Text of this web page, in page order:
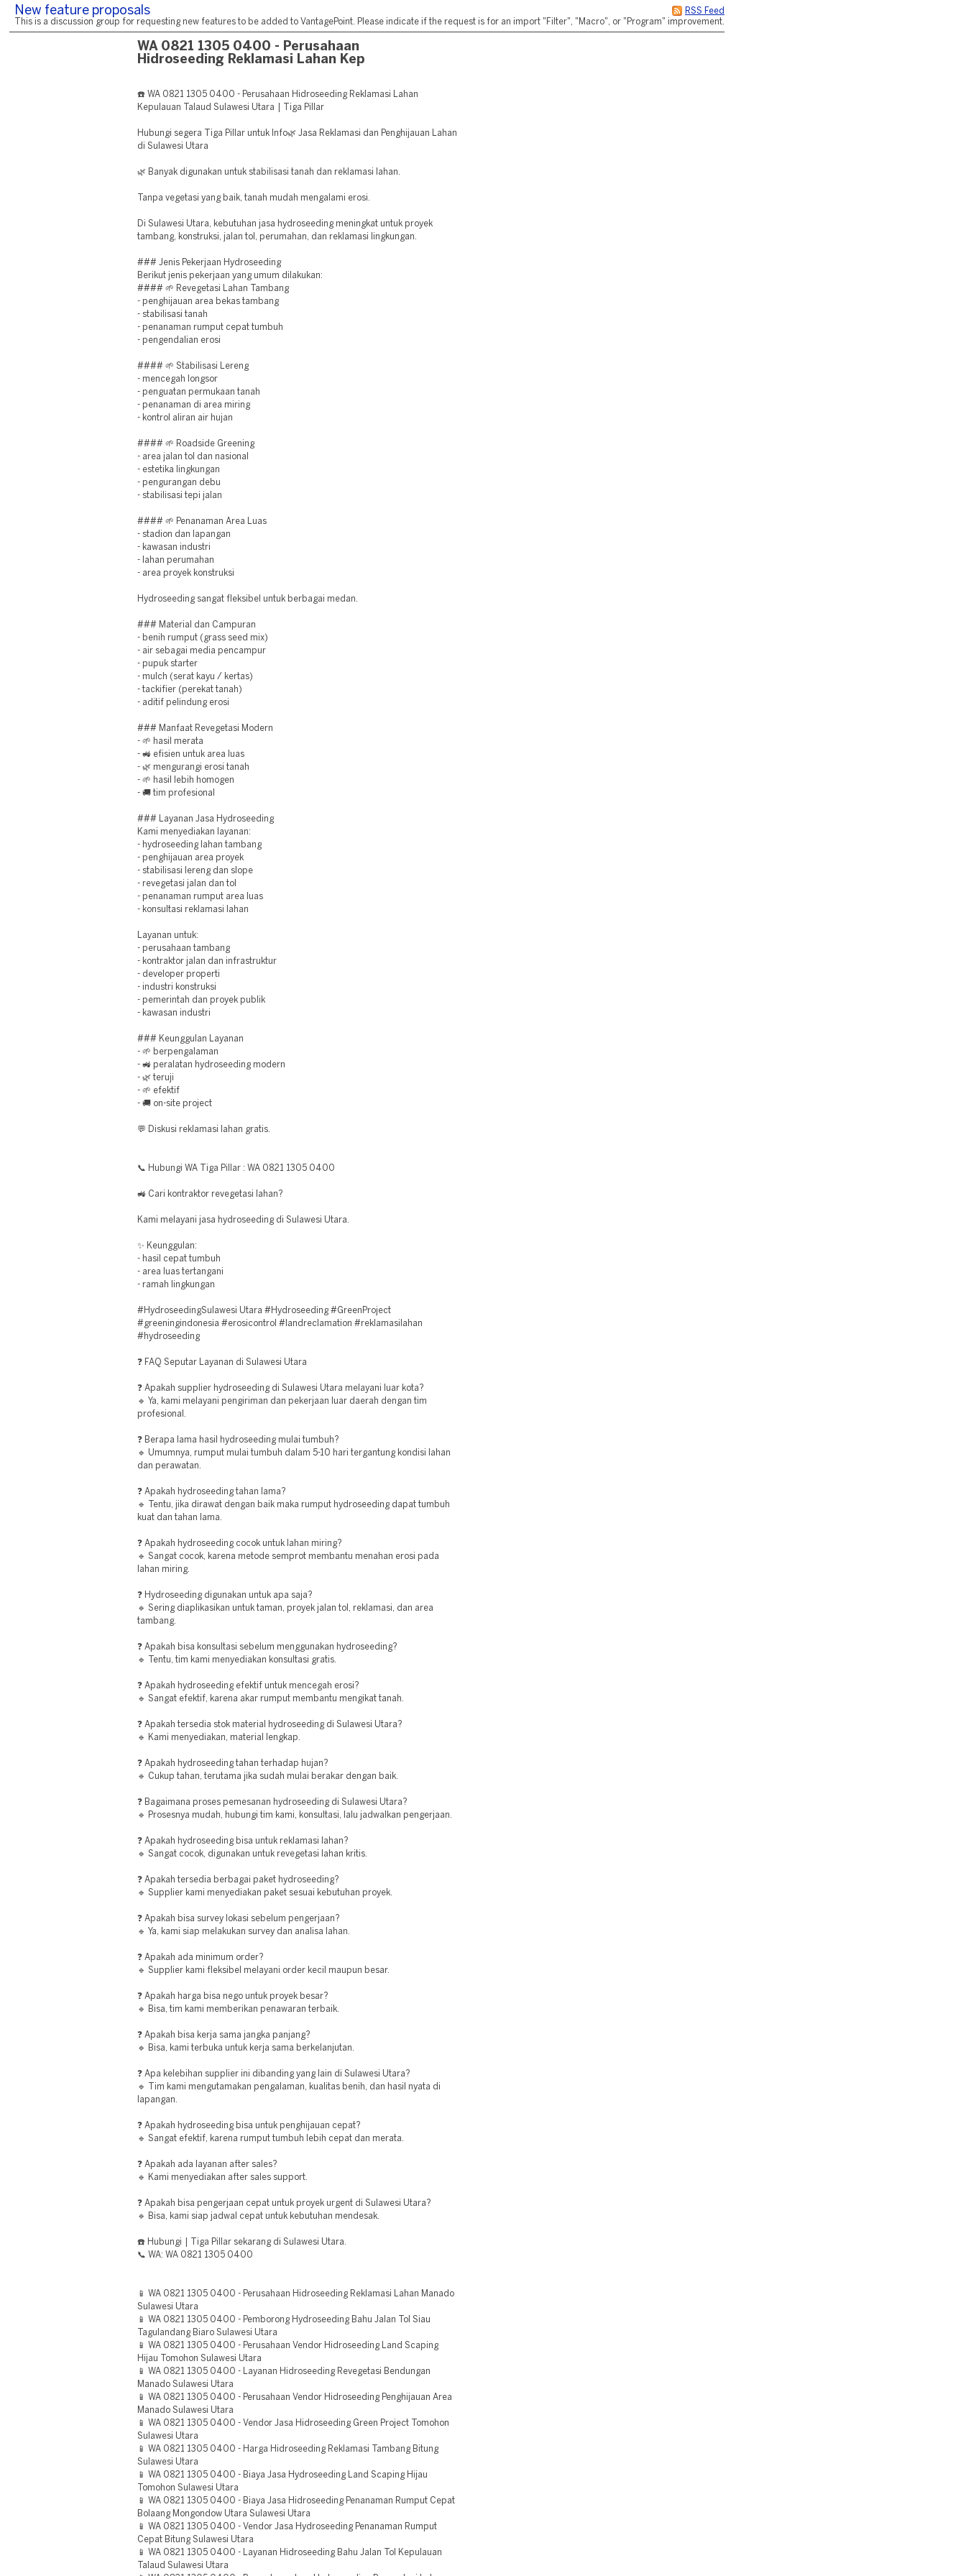
RSS Feed
New feature proposals
This is a discussion group for requesting new features to be added to VantagePoint. Please indicate if the request is for an import "Filter", "Macro", or "Program" improvement.
WA 0821 1305 0400 - Perusahaan
Hidroseeding Reklamasi Lahan Kep
☎️ WA 0821 1305 0400 - Perusahaan Hidroseeding Reklamasi Lahan
Kepulauan Talaud Sulawesi Utara | Tiga Pillar
Hubungi segera Tiga Pillar untuk Info🌿 Jasa Reklamasi dan Penghijauan Lahan
di Sulawesi Utara
🌿 Banyak digunakan untuk stabilisasi tanah dan reklamasi lahan.
Tanpa vegetasi yang baik, tanah mudah mengalami erosi.
Di Sulawesi Utara, kebutuhan jasa hydroseeding meningkat untuk proyek
tambang, konstruksi, jalan tol, perumahan, dan reklamasi lingkungan.
### Jenis Pekerjaan Hydroseeding
Berikut jenis pekerjaan yang umum dilakukan:
#### 🌱 Revegetasi Lahan Tambang
- penghijauan area bekas tambang
- stabilisasi tanah
- penanaman rumput cepat tumbuh
- pengendalian erosi
#### 🌱 Stabilisasi Lereng
- mencegah longsor
- penguatan permukaan tanah
- penanaman di area miring
- kontrol aliran air hujan
#### 🌱 Roadside Greening
- area jalan tol dan nasional
- estetika lingkungan
- pengurangan debu
- stabilisasi tepi jalan
#### 🌱 Penanaman Area Luas
- stadion dan lapangan
- kawasan industri
- lahan perumahan
- area proyek konstruksi
Hydroseeding sangat fleksibel untuk berbagai medan.
### Material dan Campuran
- benih rumput (grass seed mix)
- air sebagai media pencampur
- pupuk starter
- mulch (serat kayu / kertas)
- tackifier (perekat tanah)
- aditif pelindung erosi
### Manfaat Revegetasi Modern
- 🌱 hasil merata
- 🚜 efisien untuk area luas
- 🌿 mengurangi erosi tanah
- 🌱 hasil lebih homogen
- 🚚 tim profesional
### Layanan Jasa Hydroseeding
Kami menyediakan layanan:
- hydroseeding lahan tambang
- penghijauan area proyek
- stabilisasi lereng dan slope
- revegetasi jalan dan tol
- penanaman rumput area luas
- konsultasi reklamasi lahan
Layanan untuk:
- perusahaan tambang
- kontraktor jalan dan infrastruktur
- developer properti
- industri konstruksi
- pemerintah dan proyek publik
- kawasan industri
### Keunggulan Layanan
- 🌱 berpengalaman
- 🚜 peralatan hydroseeding modern
- 🌿 teruji
- 🌱 efektif
- 🚚 on-site project
💬 Diskusi reklamasi lahan gratis.
📞 Hubungi WA Tiga Pillar : WA 0821 1305 0400
🚜 Cari kontraktor revegetasi lahan?
Kami melayani jasa hydroseeding di Sulawesi Utara.
✨ Keunggulan:
- hasil cepat tumbuh
- area luas tertangani
- ramah lingkungan
#HydroseedingSulawesi Utara #Hydroseeding #GreenProject
#greeningindonesia #erosicontrol #landreclamation #reklamasilahan
#hydroseeding
❓ FAQ Seputar Layanan di Sulawesi Utara
❓ Apakah supplier hydroseeding di Sulawesi Utara melayani luar kota?
🔹 Ya, kami melayani pengiriman dan pekerjaan luar daerah dengan tim
profesional.
❓ Berapa lama hasil hydroseeding mulai tumbuh?
🔹 Umumnya, rumput mulai tumbuh dalam 5-10 hari tergantung kondisi lahan
dan perawatan.
❓ Apakah hydroseeding tahan lama?
🔹 Tentu, jika dirawat dengan baik maka rumput hydroseeding dapat tumbuh
kuat dan tahan lama.
❓ Apakah hydroseeding cocok untuk lahan miring?
🔹 Sangat cocok, karena metode semprot membantu menahan erosi pada
lahan miring.
❓ Hydroseeding digunakan untuk apa saja?
🔹 Sering diaplikasikan untuk taman, proyek jalan tol, reklamasi, dan area
tambang.
❓ Apakah bisa konsultasi sebelum menggunakan hydroseeding?
🔹 Tentu, tim kami menyediakan konsultasi gratis.
❓ Apakah hydroseeding efektif untuk mencegah erosi?
🔹 Sangat efektif, karena akar rumput membantu mengikat tanah.
❓ Apakah tersedia stok material hydroseeding di Sulawesi Utara?
🔹 Kami menyediakan, material lengkap.
❓ Apakah hydroseeding tahan terhadap hujan?
🔹 Cukup tahan, terutama jika sudah mulai berakar dengan baik.
❓ Bagaimana proses pemesanan hydroseeding di Sulawesi Utara?
🔹 Prosesnya mudah, hubungi tim kami, konsultasi, lalu jadwalkan pengerjaan.
❓ Apakah hydroseeding bisa untuk reklamasi lahan?
🔹 Sangat cocok, digunakan untuk revegetasi lahan kritis.
❓ Apakah tersedia berbagai paket hydroseeding?
🔹 Supplier kami menyediakan paket sesuai kebutuhan proyek.
❓ Apakah bisa survey lokasi sebelum pengerjaan?
🔹 Ya, kami siap melakukan survey dan analisa lahan.
❓ Apakah ada minimum order?
🔹 Supplier kami fleksibel melayani order kecil maupun besar.
❓ Apakah harga bisa nego untuk proyek besar?
🔹 Bisa, tim kami memberikan penawaran terbaik.
❓ Apakah bisa kerja sama jangka panjang?
🔹 Bisa, kami terbuka untuk kerja sama berkelanjutan.
❓ Apa kelebihan supplier ini dibanding yang lain di Sulawesi Utara?
🔹 Tim kami mengutamakan pengalaman, kualitas benih, dan hasil nyata di
lapangan.
❓ Apakah hydroseeding bisa untuk penghijauan cepat?
🔹 Sangat efektif, karena rumput tumbuh lebih cepat dan merata.
❓ Apakah ada layanan after sales?
🔹 Kami menyediakan after sales support.
❓ Apakah bisa pengerjaan cepat untuk proyek urgent di Sulawesi Utara?
🔹 Bisa, kami siap jadwal cepat untuk kebutuhan mendesak.
☎️ Hubungi | Tiga Pillar sekarang di Sulawesi Utara.
📞 WA: WA 0821 1305 0400
📱 WA 0821 1305 0400 - Perusahaan Hidroseeding Reklamasi Lahan Manado
Sulawesi Utara
📱 WA 0821 1305 0400 - Pemborong Hydroseeding Bahu Jalan Tol Siau
Tagulandang Biaro Sulawesi Utara
📱 WA 0821 1305 0400 - Perusahaan Vendor Hidroseeding Land Scaping
Hijau Tomohon Sulawesi Utara
📱 WA 0821 1305 0400 - Layanan Hidroseeding Revegetasi Bendungan
Manado Sulawesi Utara
📱 WA 0821 1305 0400 - Perusahaan Vendor Hidroseeding Penghijauan Area
Manado Sulawesi Utara
📱 WA 0821 1305 0400 - Vendor Jasa Hidroseeding Green Project Tomohon
Sulawesi Utara
📱 WA 0821 1305 0400 - Harga Hidroseeding Reklamasi Tambang Bitung
Sulawesi Utara
📱 WA 0821 1305 0400 - Biaya Jasa Hydroseeding Land Scaping Hijau
Tomohon Sulawesi Utara
📱 WA 0821 1305 0400 - Biaya Jasa Hidroseeding Penanaman Rumput Cepat
Bolaang Mongondow Utara Sulawesi Utara
📱 WA 0821 1305 0400 - Vendor Jasa Hydroseeding Penanaman Rumput
Cepat Bitung Sulawesi Utara
📱 WA 0821 1305 0400 - Layanan Hidroseeding Bahu Jalan Tol Kepulauan
Talaud Sulawesi Utara